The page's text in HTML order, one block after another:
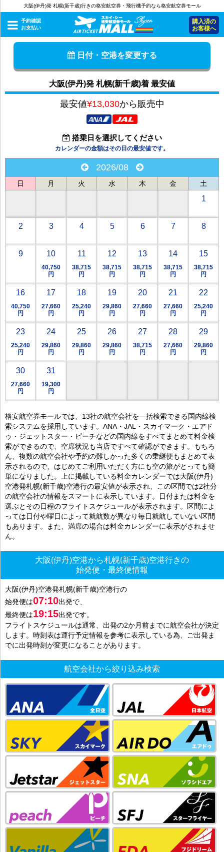
大阪(伊丹)発 札幌(新千歳)行きの格安航空券・飛行機予約なら格安航空券モール
予約確認
お支払い
購入済の
お客様へ
日付・空港を変更する
大阪(伊丹)発 札幌(新千歳)着 最安値
最安値¥13,030から販売中
搭乗日を選択してください
カレンダーの金額はその日の最安値です。
2026/08
日 月 火 水 木 金 土
1
2 3 4 5 6 7 8
9 10
40,750
円
11
38,715
円
12
38,715
円
13
38,715
円
14
38,715
円
15
38,715
円
16
40,750
円
17
27,660
円
18
25,240
円
19
29,860
円
20
27,660
円
21
27,660
円
22
25,240
円
23
25,240
円
24
29,860
円
25
29,860
円
26
29,860
円
27
38,715
円
28
27,660
円
29
29,860
円
30
27,660
円
31
19,300
円
格安航空券モールでは、13社の航空会社を一括検索できる国内線検
索システムを採用しています。ANA・JAL・スカイマーク・エアド
ゥ・ジェットスター・ピーチなどの国内線をすべてまとめて料金検
索ができるので、空席状況も当店ですべて確認ができます。もちろ
ん、複数の航空会社や予約の難しかった多くの乗継便もまとめて表
示されるので、はじめてご利用いただく方にも空の旅がとっても簡
単になりました。上に掲載している料金カレンダーでは大阪(伊丹)
空港発札幌(新千歳)空港行の最安値が表示され、この区間では2社分
の航空会社の情報をスマートに表示しています。日付または料金を
選ぶとその日程のフライトスケジュールが表示されます。区間によ
っては日付や曜日によって就航数が異なり毎日就航していない区間
もあります。また、満席の場合は料金カレンダーに表示がされませ
ん。
大阪(伊丹)空港から札幌(新千歳)空港行きの
始発便・最終便情報
大阪(伊丹)空港発札幌(新千歳)空港行の
始発便は07:10出発で、
最終便は19:15出発です。
フライトスケジュールは通常、出発の2か月前までに航空会社が決定
します。時刻表は運行予定情報を参考に表示している為、ご出発ま
でに出発時刻が変更になることがあります。
航空会社から絞り込み検索